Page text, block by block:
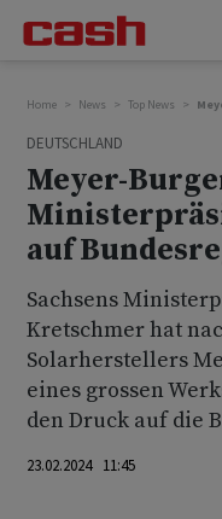
Home News Top News
DEUTSCHLAND
Meyer-
auf
Sachsens
Kretschmer hat
Solarherstellers
eines grossen
den Druck auf die
23.02.2024 11:45